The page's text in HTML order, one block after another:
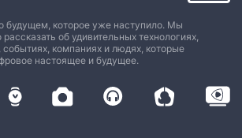
будущем, которое уже наступило. Мы
об удивительных технологиях,
событиях, компаниях и людях, которые
настоящее и будущее.